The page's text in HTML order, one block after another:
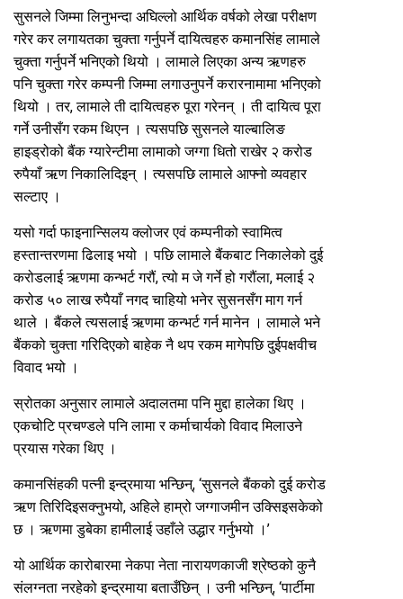
सुसनले जिम्मा लिनुभन्दा अघिल्लो आर्थिक वर्षको लेखा परीक्षण
गरेर कर लगायतका चुक्ता गर्नुपर्ने दायित्वहरु कमानसिंह लामाले
चुक्ता गर्नुपर्ने भनिएको थियो । लामाले लिएका अन्य ऋणहरु
पनि चुक्ता गरेर कम्पनी जिम्मा लगाउनुपर्ने करारनामामा भनिएको
थियो । तर, लामाले ती दायित्वहरु पूरा गरेनन् । ती दायित्व पूरा
गर्ने उनीसँग रकम थिएन । त्यसपछि सुसनले याल्बालिङ
हाइड्रोको बैंक ग्यारेन्टीमा लामाको जग्गा धितो राखेर २ करोड
रुपैयाँ ऋण निकालिदिइन् । त्यसपछि लामाले आफ्नो व्यवहार
सल्टाए ।
यसो गर्दा फाइनान्सिलय क्लोजर एवं कम्पनीको स्वामित्व
हस्तान्तरणमा ढिलाइ भयो । पछि लामाले बैंकबाट निकालेको दुई
करोडलाई ऋणमा कन्भर्ट गरौं, त्यो म जे गर्ने हो गरौंला, मलाई २
करोड ५० लाख रुपैयाँ नगद चाहियो भनेर सुसनसँग माग गर्न
थाले । बैंकले त्यसलाई ऋणमा कन्भर्ट गर्न मानेन । लामाले भने
बैंकको चुक्ता गरिदिएको बाहेक नै थप रकम मागेपछि दुईपक्षवीच
विवाद भयो ।
स्रोतका अनुसार लामाले अदालतमा पनि मुद्दा हालेका थिए ।
एकचोटि प्रचण्डले पनि लामा र कर्माचार्यको विवाद मिलाउने
प्रयास गरेका थिए ।
कमानसिंहकी पत्नी इन्द्रमाया भन्छिन्, ‘सुसनले बैंकको दुई करोड
ऋण तिरिदिइसक्नुभयो, अहिले हाम्रो जग्गाजमीन उक्सिइसकेको
छ । ऋणमा डुबेका हामीलाई उहाँले उद्धार गर्नुभयो ।’
यो आर्थिक कारोबारमा नेकपा नेता नारायणकाजी श्रेष्ठको कुनै
संलग्नता नरहेको इन्द्रमाया बताउँछिन् । उनी भन्छिन्, ‘पार्टीमा